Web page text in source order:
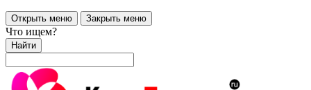
Открыть меню Закрыть меню
Что ищем?
Найти